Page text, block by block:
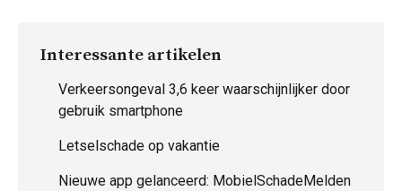
Interessante artikelen
Verkeersongeval 3,6 keer waarschijnlijker door
gebruik smartphone
Letselschade op vakantie
Nieuwe app gelanceerd: MobielSchadeMelden